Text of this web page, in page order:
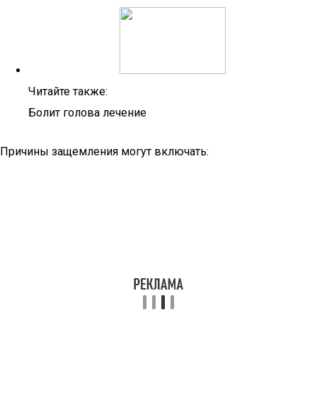
Читайте также:
Болит голова лечение
Причины защемления могут включать: